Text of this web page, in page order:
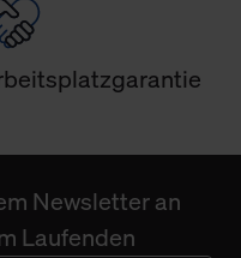
Newsletter an
Laufenden